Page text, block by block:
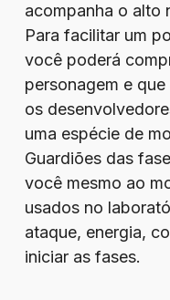
acompanha o alto
Para facilitar um
você poderá
personagem e
os
uma espécie de
Guardiões das
você mesmo ao
usados no
ataque, energia,
iniciar as fases.